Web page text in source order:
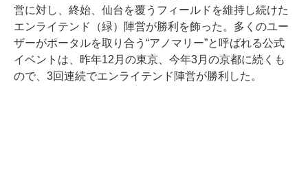
営に対し、終始、仙台を覆うフィールドを維持し続けた
エンライテンド（緑）陣営が勝利を飾った。多くのユー
ザーがポータルを取り合う“アノマリー”と呼ばれる公式
イベントは、昨年12月の東京、今年3月の京都に続くも
ので、3回連続でエンライテンド陣営が勝利した。